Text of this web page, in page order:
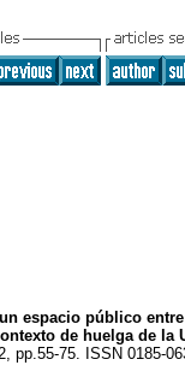
espacio público entre
de huelga de la
pp.55-75. ISSN 0185-